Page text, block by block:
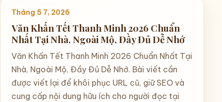
Tháng 5 7, 2026
Văn Khấn Tết Thanh Minh 2026 Chuẩn
Nhất Tại Nhà, Ngoài Mộ, Đầy Đủ Dễ Nhớ
Văn Khấn Tết Thanh Minh 2026 Chuẩn Nhất Tại
Nhà, Ngoài Mộ, Đầy Đủ Dễ Nhớ. Bài viết cần
được viết lại để khôi phục URL cũ, giữ SEO và
cung cấp nội dung hữu ích cho người đọc tại